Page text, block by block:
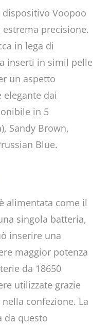
Voopoo
precisione.
in lega di
inserti in simil pelle
un aspetto
dai
in 5
Sandy Brown,
Blue.
alimentata come il
singola batteria,
inserire una
maggior potenza
da 18650
utilizzate grazie
confezione. La
da questo